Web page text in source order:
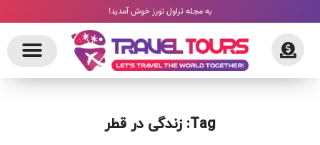
به مجله تراول تورز خوش آمدید!
Tag: زندگی در قطر